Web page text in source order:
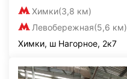
Химки(3,8 км)
Левобережная(5,6 км)
Химки, ш Нагорное, 2к7